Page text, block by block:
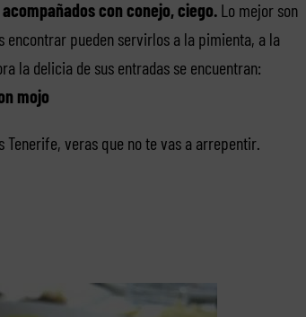
con conejo, ciego.Lo mejor son
encontrar pueden servirlos a la pimienta, a la
la delicia de sus entradas se encuentran:
mojo
veras que no te vas a arrepentir.